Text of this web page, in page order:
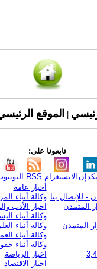
الموقع
تابعونا على:
RSS الانستغرام
- للإتصال بنا
المتمدن
المتمدن
أخبار عامة
وكالة أنباء
اخبار الأدب
وكالة أنباء
وكالة أنباء
وكالة أنباء
وكالة أنباء
اخبار الرياضة
اخبار الاقتصاد